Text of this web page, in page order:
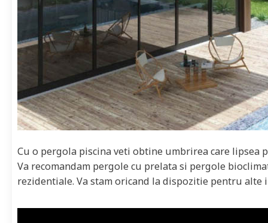
Cu o pergola piscina veti obtine umbrirea care lipsea
Va recomandam pergole cu prelata si pergole
rezidentiale. Va stam oricand la dispozitie pentru alte